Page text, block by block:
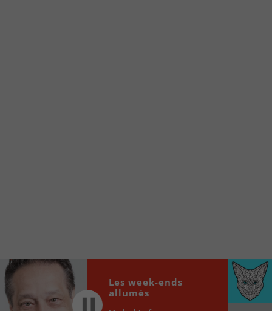
locale vous sont maintenant accessibles en un clic!
Player
00:00
Les week-ends
allumés